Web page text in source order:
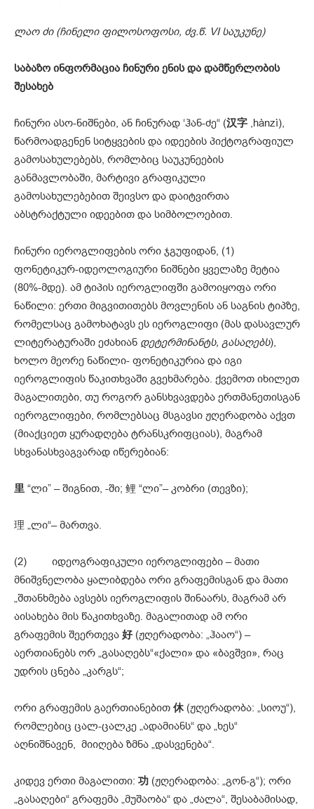
ლაო ძი (ჩინელი ფილოსოფოსი, ძვ.წ. VI საუკუნე)
საბაზო ინფორმაცია ჩინური ენის და დამწერლობის
შესახებ
ჩინური ასო-ნიშნები, ან ჩინურად ‘ჰან-ძე“ (汉字 ,hànzì),
წარმოადგენენ სიტყვების და იდეების პიქტოგრაფიულ
გამოსახულებებს, რომლბიც საუკუნეების
განმავლობაში, მარტივი გრაფიკული
გამოსახულებებით შეივსო და დაიტვირთა
აბსტრაქტული იდეებით და სიმბოლოებით.
ჩინური იეროგლიფების ორი ჯგუფიდან, (1)
ფონეტიკურ-იდეოლოგიური ნიშნები ყველაზე მეტია
(80%-მდე). ამ ტიპის იეროგლიფში გამოიყოფა ორი
ნაწილი: ერთი მიგვითითებს მოვლენის ან საგნის ტიპზე,
რომელსაც გამოხატავს ეს იეროგლიფი (მას დასავლურ
ლიტერატურაში ეძახიან დეტერმინანტს, გასაღებს),
ხოლო მეორე ნაწილი- ფონეტიკურია და იგი
იეროგლიფის წაკითხვაში გვეხმარება. ქვემოთ იხილეთ
მაგალითები, თუ როგორ განსხვავდება ერთმანეთისგან
იეროგლიფები, რომლებსაც მსგავსი ჟღერადობა აქვთ
(მიაქციეთ ყურადღება ტრანსკრიფციას), მაგრამ
სხვანასხვაგვარად იწერებიან:
里 “ლი” – შიგნით, -ში; 鲤 “ლი”– კობრი (თევზი);
理 „ლი“– მართვა.
(2) იდეოგრაფიკული იეროგლიფები – მათი
მნიშვნელობა ყალიბდება ორი გრაფემისგან და მათი
„შთანხმება ავსებს იეროგლიფის შინაარს, მაგრამ არ
აისახება მის წაკითხვაზე. მაგალითად ამ ორი
გრაფემის შეერთევა 好(ჟღერადობა: „ჰააო“) –
აერთიანებს ორ „გასაღებს“«ქალი» და «ბავშვი», რაც
უდრის ცნება „კარგს“;
ორი გრაფემის გაერთიანებით 休 (ჟღერადობა: „სიოუ“),
რომლებიც ცალ-ცალკე „ადამიანს“ და „ხეს“
აღნიშნავენ, მიიღება ზმნა „დასვენება“.
კიდევ ერთი მაგალითი: 功 (ჟღერადობა: „გონ-გ“); ორი
„გასაღები“ გრაფემა „მუშაობა“ და „ძალა“, შესაბამისად,